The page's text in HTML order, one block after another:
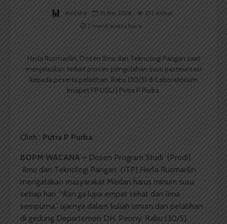
Redaksi 31 Mei 2018
272 dilihat
2 menit waktu baca
Herla Rusmarilin, Dosen Ilmu dan Teknologi Pangan saat
menjelaskan terkait proses pengolahan susu pasteurisasi
kepada peserta pelatihan, Rabu (30/5) di Laboratorium
Imapet FP USU | Putra P Purba.
Oleh : Putra P Purba
BOPM WACANA – Dosen Program Studi (Prodi)
Ilmu dan Teknologi Pangan (ITP) Herla Rusmarilin
mengatakan masyarakat Medan harus minum susu
setiap hari. “Kan ga lupa empat sehat dan lima
sempurna,” ujarnya dalam kuliah umum dan pelatihan
di gedung Departemen DH. Penny, Rabu (30/5).